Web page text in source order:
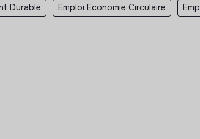
Durable Emploi Economie Circulaire